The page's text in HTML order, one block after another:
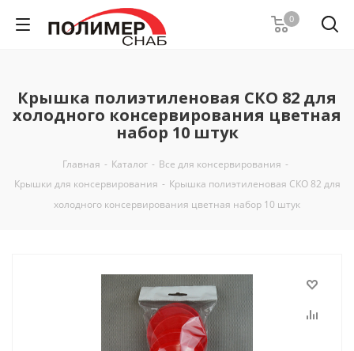
0
Крышка полиэтиленовая СКО 82 для
холодного консервирования цветная
набор 10 штук
Главная - Каталог - Все для консервирования -
Крышки для консервирования - Крышка полиэтиленовая СКО 82 для
холодного консервирования цветная набор 10 штук